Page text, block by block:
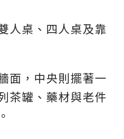
人桌、四人桌及靠
面，中央則擺著一
茶罐、藥材與老件